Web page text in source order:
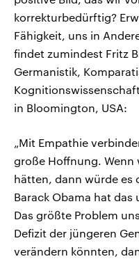
korrekturbedürftig?
Fähigkeit, uns in
findet zumindest Fritz
Germanistik,
in Bloomington, USA:
„Mit Empathie
große Hoffnung. Wenn
hätten, dann würde es
Barack Obama hat
Das größte Problem
Defizit der jüngeren
verändern könnten,